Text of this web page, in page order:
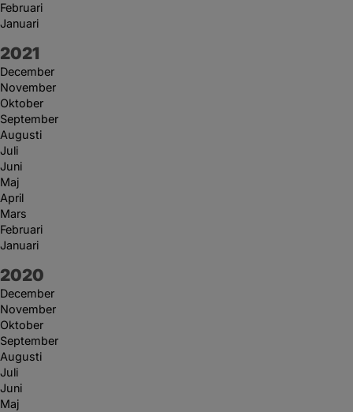
Februari
Januari
År:
2021
December
November
Oktober
September
Augusti
Juli
Juni
Maj
April
Mars
Februari
Januari
År:
2020
December
November
Oktober
September
Augusti
Juli
Juni
Maj